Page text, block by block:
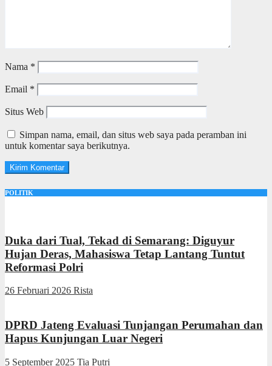
Nama *
Email *
Situs Web
Simpan nama, email, dan situs web saya pada peramban ini
untuk komentar saya berikutnya.
POLITIK
Duka dari Tual, Tekad di Semarang: Diguyur
Hujan Deras, Mahasiswa Tetap Lantang Tuntut
Reformasi Polri
26 Februari 2026 Rista
DPRD Jateng Evaluasi Tunjangan Perumahan dan
Hapus Kunjungan Luar Negeri
5 September 2025 Tia Putri